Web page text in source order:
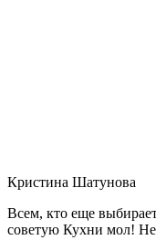
Кристина Шатунова
Всем, кто еще
советую Кухни мол!